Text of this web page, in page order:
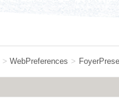
> WebPreferences >